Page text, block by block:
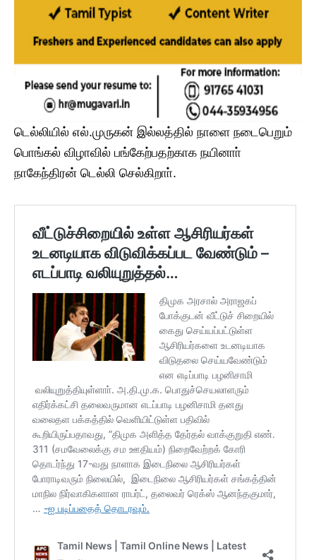
டெல்லியில் எல்.முருகன் இல்லத்தில் நாளை நடைபெறும்
பொங்கல் விழாவில் பங்கேற்பதற்காக நயினாா்
நாகேந்திரன் டெல்லி செல்கிறாா்.